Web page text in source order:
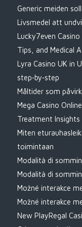
Generic meiden
Livsmedel att
Lucky7even
Tips, and Medical
Lyra Casino UK in
step‑by‑step
Måltider som
Mega Casino
Treatment Insights
Miten
toimintaan
Modalità di
Modalità di
Možné interakce
Možné interakce
New PlayRegal